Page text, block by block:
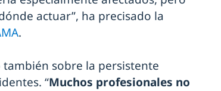
actuar”, ha precisado la
.
sobre la persistente
“Muchos profesionales no